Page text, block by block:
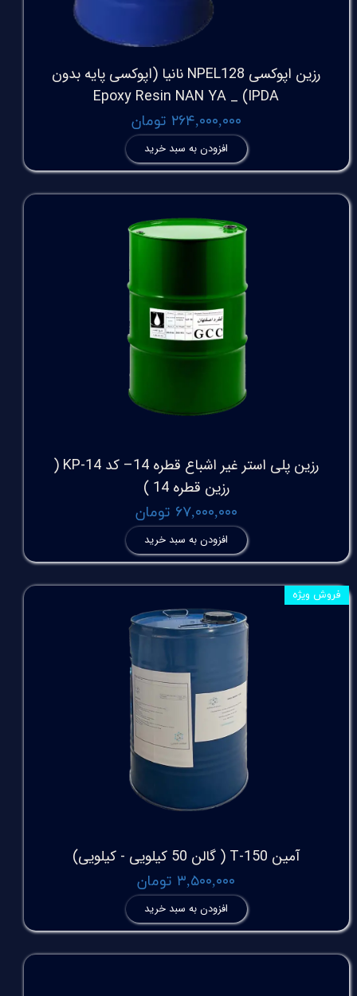
رزین اپوکسی NPEL128 نانیا (اپوکسی پایه بدون
IPDA) _ Epoxy Resin NAN YA
۲۶۴,۰۰۰,۰۰۰ تومان
افزودن به سبد خرید
رزین پلی استر غیر اشباع قطره 14– کد KP-14 (
رزین قطره 14 )
۶۷,۰۰۰,۰۰۰ تومان
افزودن به سبد خرید
آمین T-150 ( گالن 50 کیلویی - کیلویی)
۳,۵۰۰,۰۰۰ تومان
افزودن به سبد خرید
فروش ویژه